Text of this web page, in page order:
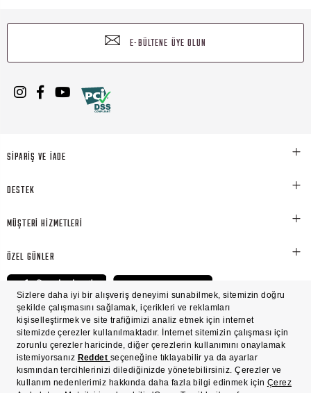
E-BÜLTENE ÜYE OLUN
SİPARİŞ VE İADE
DESTEK
MÜŞTERİ HİZMETLERİ
ÖZEL GÜNLER
© Victoria's Secret Shaya Mağazacılık A.Ş. Franchise lisansı aracılığıyla işletilen ticari
markasıdır. Her hakkı saklıdır.
Süreç Bazlı Müşteri Aydınlatma Metni
Üyelik ve Gizlilik Sözleşmesi
İşlem Rehberi